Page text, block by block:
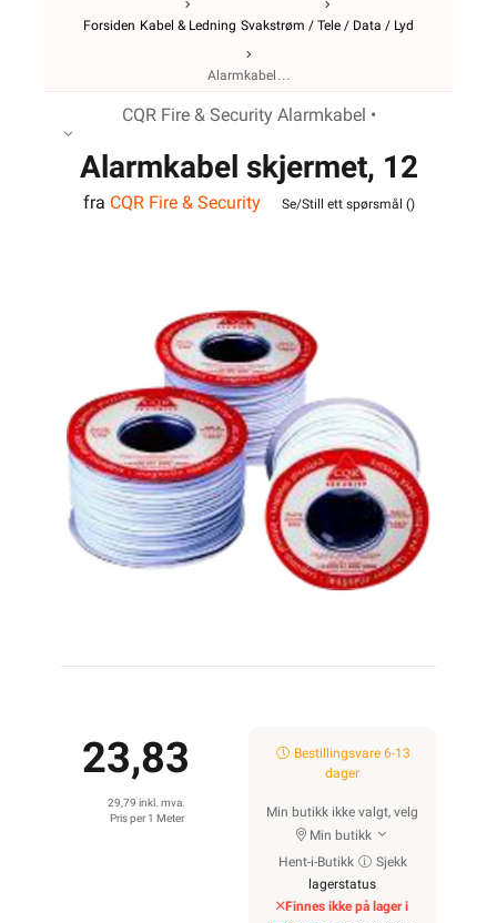
Forsiden Kabel & Ledning Svakstrøm / Tele / Data / Lyd
Alarmkabel
CQR Fire & Security Alarmkabel •
Alarmkabel skjermet, 12
leder
fra CQR Fire & Security Se/Still ett spørsmål ()
23,83
29,79 inkl. mva.
Pris per 1 Meter
Bestillingsvare 6-13
dager
Min butikk ikke valgt, velg
Min butikk
Hent-i-Butikk
Sjekk
lagerstatus
Finnes ikke på lager i